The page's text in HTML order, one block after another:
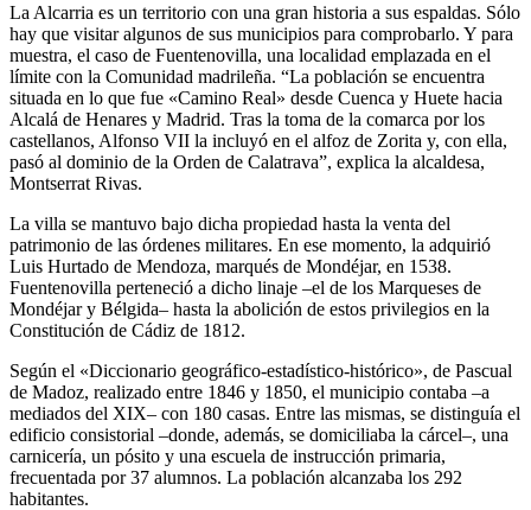
La Alcarria es un territorio con una gran historia a sus espaldas. Sólo
hay que visitar algunos de sus municipios para comprobarlo. Y para
muestra, el caso de Fuentenovilla, una localidad emplazada en el
límite con la Comunidad madrileña. “La población se encuentra
situada en lo que fue «Camino Real» desde Cuenca y Huete hacia
Alcalá de Henares y Madrid. Tras la toma de la comarca por los
castellanos, Alfonso VII la incluyó en el alfoz de Zorita y, con ella,
pasó al dominio de la Orden de Calatrava”, explica la alcaldesa,
Montserrat Rivas.
La villa se mantuvo bajo dicha propiedad hasta la venta del
patrimonio de las órdenes militares. En ese momento, la adquirió
Luis Hurtado de Mendoza, marqués de Mondéjar, en 1538.
Fuentenovilla perteneció a dicho linaje –el de los Marqueses de
Mondéjar y Bélgida– hasta la abolición de estos privilegios en la
Constitución de Cádiz de 1812.
Según el «Diccionario geográfico-estadístico-histórico», de Pascual
de Madoz, realizado entre 1846 y 1850, el municipio contaba –a
mediados del XIX– con 180 casas. Entre las mismas, se distinguía el
edificio consistorial –donde, además, se domiciliaba la cárcel–, una
carnicería, un pósito y una escuela de instrucción primaria,
frecuentada por 37 alumnos. La población alcanzaba los 292
habitantes.